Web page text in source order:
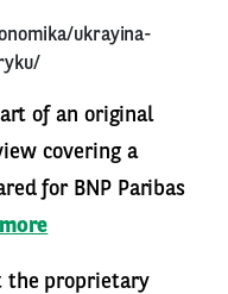
ukrayina-
of an original
covering a
for BNP Paribas
the proprietary